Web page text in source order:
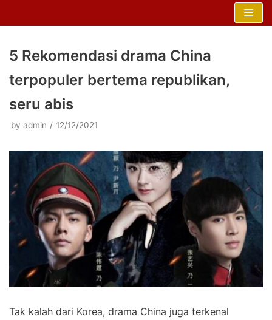
5 Rekomendasi drama China
terpopuler bertema republikan,
seru abis
by admin 12/12/2021
Tak kalah dari Korea, drama China juga terkenal